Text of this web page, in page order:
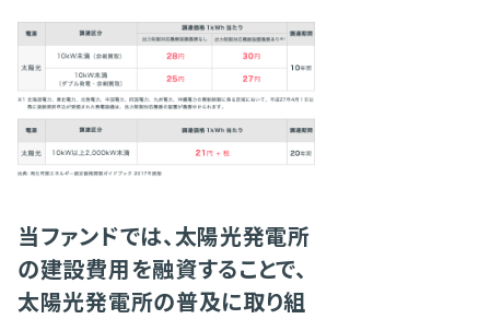
当ファンドでは、太陽光発電所
の建設費用を融資することで、
太陽光発電所の普及に取り組